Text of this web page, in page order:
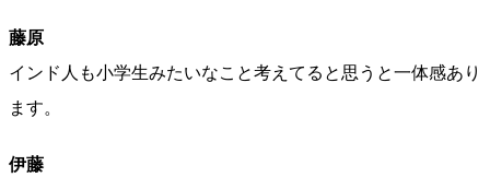
藤原
インド人も小学生みたいなこと考えてると思うと一体感あり
ます。
伊藤